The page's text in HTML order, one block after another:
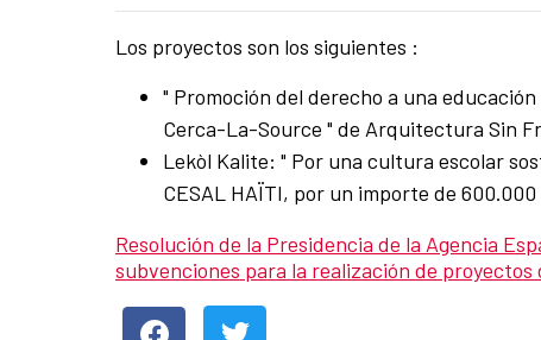
Contenido de la noticia
Los proyectos son los siguientes :
" Promoción del derecho a una
Cerca-La-Source " de Arquitectura Sin
Lekòl Kalite: " Por una cultura escolar
CESAL HAÏTI, por un importe de 600.000
Resolución de la Presidencia de la Agencia
subvenciones para la realización de